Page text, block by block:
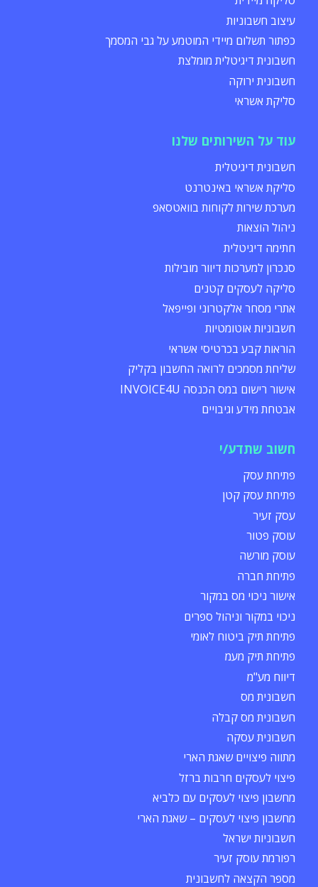
עיצוב חשבוניות
כפתור תשלום מיידי המוטמע על גבי המסמך
חשבונית דיגיטלית מומלצת
חשבונית ירוקה
סליקת אשראי
עוד על השירותים שלנו
חשבונית דיגיטלית
סליקת אשראי באינטרנט
מערכת שירות לקוחות בוואטסאפ
ניהול הוצאות
חתימה דיגיטלית
סנכרון למערכות דיוור מובילות
סליקה לעסקים קטנים
אתרי מסחר אלקטרוני ופייפאל
חשבוניות אוטומטיות
הוראות קבע בכרטיסי אשראי
שליחת מסמכים לרואה החשבון בקליק
אישור רישום במס הכנסה INVOICE4U
אבטחת מידע וגיבויים
חשוב שתדע/י
פתיחת עסק
פתיחת עסק קטן
עסק זעיר
עוסק פטור
עוסק מורשה
פתיחת חברה
אישור ניכוי מס במקור
ניכוי במקור וניהול ספרים
פתיחת תיק ביטוח לאומי
פתיחת תיק מעמ
דיווח מע"מ
חשבונית מס
חשבונית מס קבלה
חשבונית עסקה
מתווה פיצויים שאגת הארי
פיצוי לעסקים חרבות ברזל
מחשבון פיצוי לעסקים עם כלביא
מחשבון פיצוי לעסקים – שאגת הארי
חשבוניות ישראל
רפורמת עוסק זעיר
מספר הקצאה לחשבונית